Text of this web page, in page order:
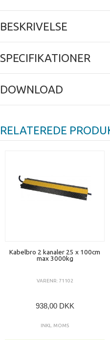
BESKRIVELSE
SPECIFIKATIONER
DOWNLOAD
RELATEREDE
Kabelbro 2 kanaler 25 x 100cm
max 3000kg
VARENR: 71102
938,00 DKK
INKL. MOMS